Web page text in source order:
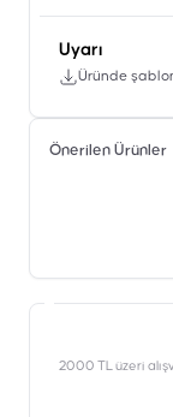
Uyarı
Üründe
Önerilen Ürünler
2000 TL üzeri